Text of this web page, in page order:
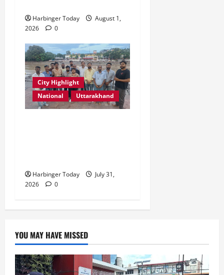
Harbinger Today
August 1,
2026
0
City Highlight
National
Uttarakhand
Harbinger Today
July 31,
2026
0
YOU MAY HAVE MISSED